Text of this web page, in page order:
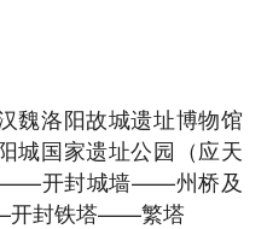
洛阳故城遗址博物馆
国家遗址公园（应天
——开封城墙——州桥及
封铁塔——繁塔